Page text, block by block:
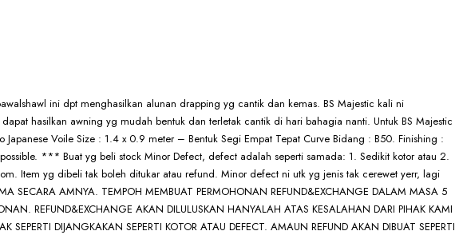
ini dpt menghasilkan alunan drapping yg cantik dan kemas. BS Majestic kali ni
hasilkan awning yg mudah bentuk dan terletak cantik di hari bahagia nanti. Untuk BS Majestic
Voile Size : 1.4 x 0.9 meter – Bentuk Segi Empat Tepat Curve Bidang : B50. Finishing :
*** Buat yg beli stock Minor Defect, defect adalah seperti samada: 1. Sedikit kotor atau 2.
Item yg dibeli tak boleh ditukar atau refund. Minor defect ni utk yg jenis tak cerewet yerr, lagi
SECARA AMNYA. TEMPOH MEMBUAT PERMOHONAN REFUND&EXCHANGE DALAM MASA 5
REFUND&EXCHANGE AKAN DILULUSKAN HANYALAH ATAS KESALAHAN DARI PIHAK KAMI
DIJANGKAKAN SEPERTI KOTOR ATAU DEFECT. AMAUN REFUND AKAN DIBUAT SEPERTI